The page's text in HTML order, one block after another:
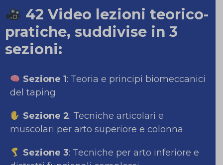
42 Video lezioni teorico-
pratiche, suddivise in 3
sezioni:
Sezione 1: Teoria e principi biomeccanici
del taping
Sezione 2: Tecniche articolari e
muscolari per arto superiore e colonna
Sezione 3: Tecniche per arto inferiore e